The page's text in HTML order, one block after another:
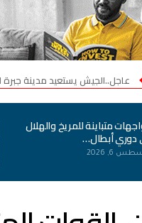
عاجل..الجيش يستعيد مدينة
متباينة للمريخ والهلال
دوري أبطال…
6, 2026